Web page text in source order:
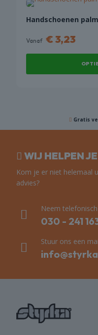
Handschoenen
Vanaf €3,23
kan
gekozen
worden
productpagina
Gratis
WIJ HELPEN
Kom je er niet helemaal
advies?
Neem
030 - 241
Stuur ons een